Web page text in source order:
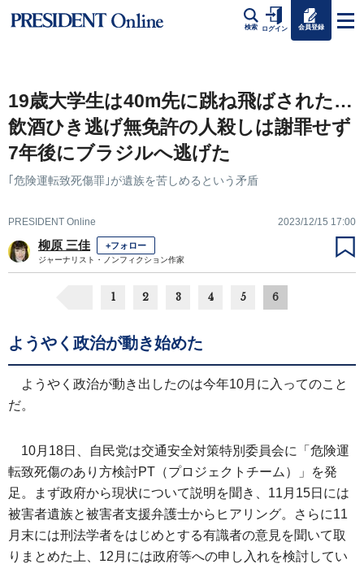
検索 ログイン 会員登録
19歳大学生は40m先に跳ね飛ばされた…
飲酒ひき逃げ無免許の人殺しは謝罪せず
7年後にブラジルへ逃げた
｢危険運転致死傷罪｣が遺族を苦しめるという矛盾
PRESIDENT Online 2023/12/15 17:00
柳原 三佳 +フォロー
ジャーナリスト・ノンフィクション作家
1 2 3 4 5 6
ようやく政治が動き始めた
ようやく政治が動き出したのは今年10月に入ってのこと
だ。
10月18日、自民党は交通安全対策特別委員会に「危険運
転致死傷のあり方検討PT（プロジェクトチーム）」を発
足。まず政府から現状について説明を聞き、11月15日には
被害者遺族と被害者支援弁護士からヒアリング。さらに11
月末には刑法学者をはじめとする有識者の意見を聞いて取
りまとめた上、12月には政府等への申し入れを検討してい